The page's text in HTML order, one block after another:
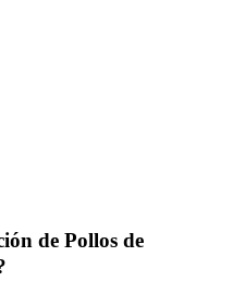
de Pollos de